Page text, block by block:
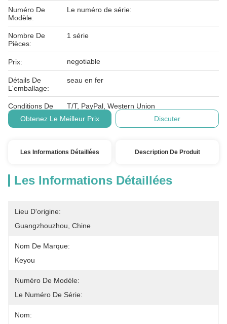
Numéro De
Modèle:
Le numéro de série:
Nombre De
Pièces:
1 série
Prix: negotiable
Détails De
L'emballage:
seau en fer
Conditions De
Paiement:
T/T, PayPal, Western Union
Obtenez Le Meilleur Prix
Discuter
Les Informations Détaillées Description De Produit
Les Informations Détaillées
Lieu D'origine:
Guangzhouzhou, Chine
Nom De Marque:
Keyou
Numéro De Modèle:
Le Numéro De Série:
Nom: